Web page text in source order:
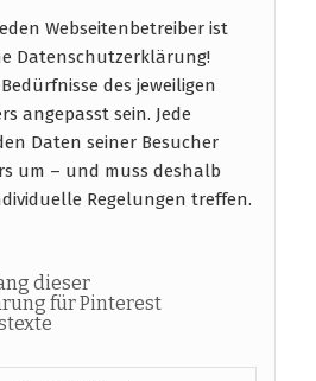
Webseitenbetreiber ist
Datenschutzerklärung!
des jeweiligen
angepasst sein. Jede
Daten seiner Besucher
um – und muss deshalb
Regelungen treffen.
dieser
für Pinterest